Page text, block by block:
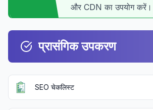
और CDN का उपयोग करें।
प्रासंगिक उपकरण
SEO चेकलिस्ट